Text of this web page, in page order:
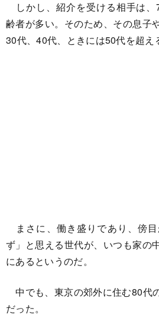
しかし、紹介を受ける相手は
齢者が多い。そのため、その息子
30代、40代、ときには50代を超え
まさに、働き盛りであり、傍
ず」と思える世代が、いつも家の
にあるというのだ。
中でも、東京の郊外に住む80代
だった。